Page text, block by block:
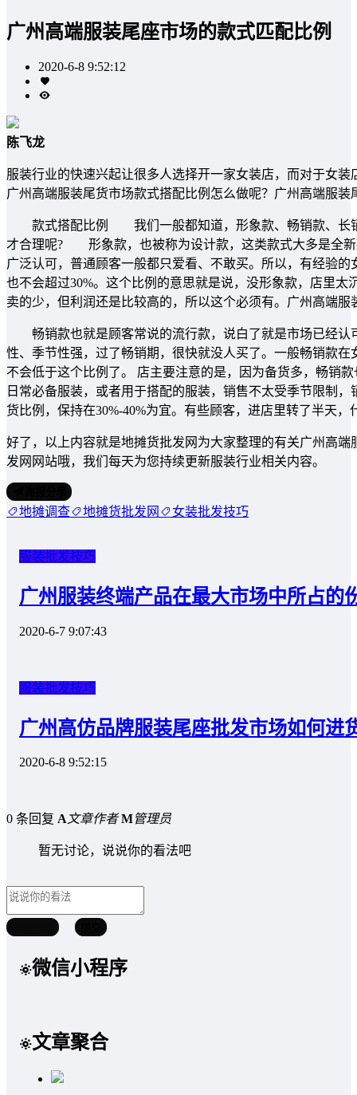
广州高端服装尾座市场的款式匹配比例
2020-6-8 9:52:12
陈飞龙
服装行业的快速兴起让很多人选择开一家女装店，而对于女
广州高端服装尾货市场款式搭配比例怎么做呢？广州高端服装
款式搭配比例 我们一般都知道，形象款、畅销款、长销
才合理呢? 形象款，也被称为设计款，这类款式大多是全新
广泛认可，普通顾客一般都只爱看、不敢买。所以，有经验
也不会超过30%。这个比例的意思就是说，没形象款，店里
卖的少，但利润还是比较高的，所以这个必须有。广州高端服
畅销款也就是顾客常说的流行款，说白了就是市场已经认
性、季节性强，过了畅销期，很快就没人买了。一般畅销款
不会低于这个比例了。 店主要注意的是，因为备货多，畅
日常必备服装，或者用于搭配的服装，销售不太受季节限制
货比例，保持在30%-40%为宜。有些顾客，进店里转了半天
好了，以上内容就是地摊货批发网为大家整理的有关广州高
发网网站哦，我们每天为您持续更新服装行业相关内容。
地摊调查 地摊货批发网 女装批发技巧
服装批发技巧
广州服装终端产品在最大市场中所占的
2020-6-7 9:07:43
服装批发技巧
广州高仿品牌服装尾座批发市场如何进
2020-6-8 9:52:15
0 条回复 A文章作者 M管理员
暂无讨论，说说你的看法吧
微信小程序
文章聚合